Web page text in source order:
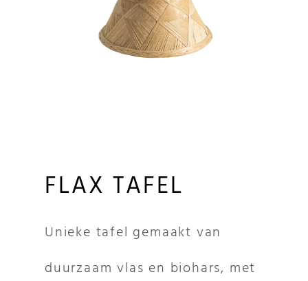
FLAX TAFEL
Unieke tafel gemaakt van
duurzaam vlas en biohars, met